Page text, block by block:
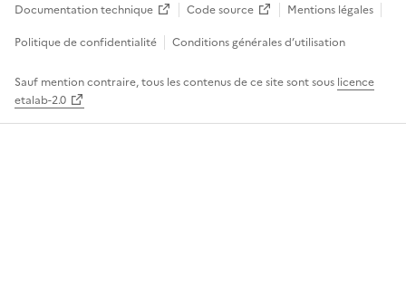
Documentation technique
Code source
Mentions légales
Politique de confidentialité
Conditions générales d’utilisation
Sauf mention contraire, tous les contenus de ce site sont sous licence
etalab-2.0